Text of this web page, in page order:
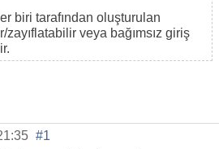
biri tarafından oluşturulan
veya bağımsız giriş
#1